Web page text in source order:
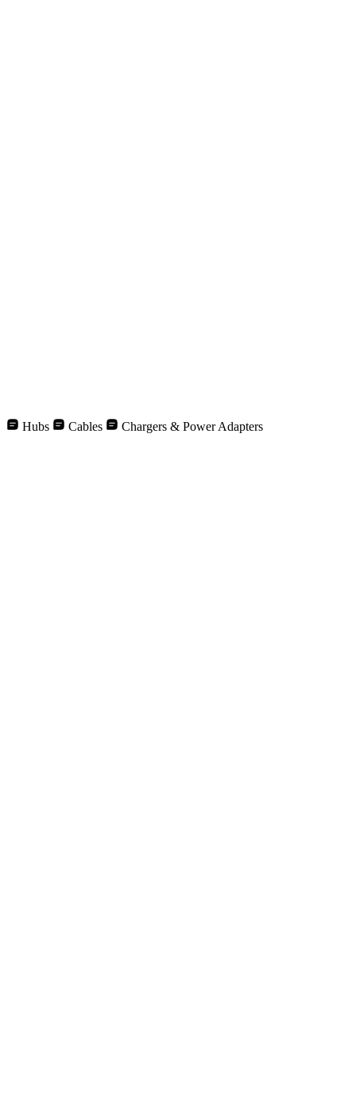
Hubs
Cables Chargers & Power Adapters